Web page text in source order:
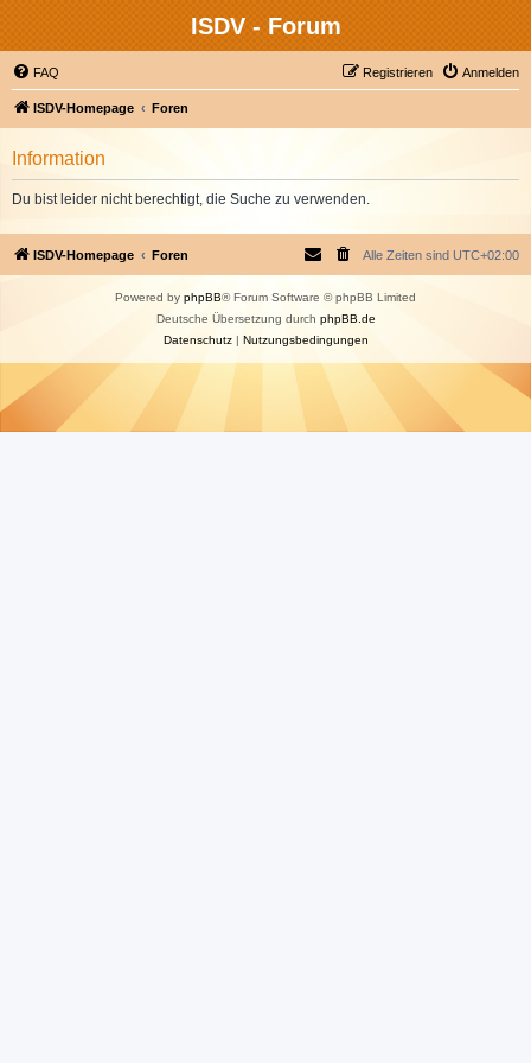
ISDV - Forum
FAQ Anmelden
Registrieren
ISDV-Homepage Foren
Information
Du bist leider nicht berechtigt, die Suche zu verwenden.
ISDV-Homepage Foren Alle Zeiten sind UTC+02:00
Powered by phpBB® Forum Software © phpBB Limited
Deutsche Übersetzung durch phpBB.de
Datenschutz| Nutzungsbedingungen